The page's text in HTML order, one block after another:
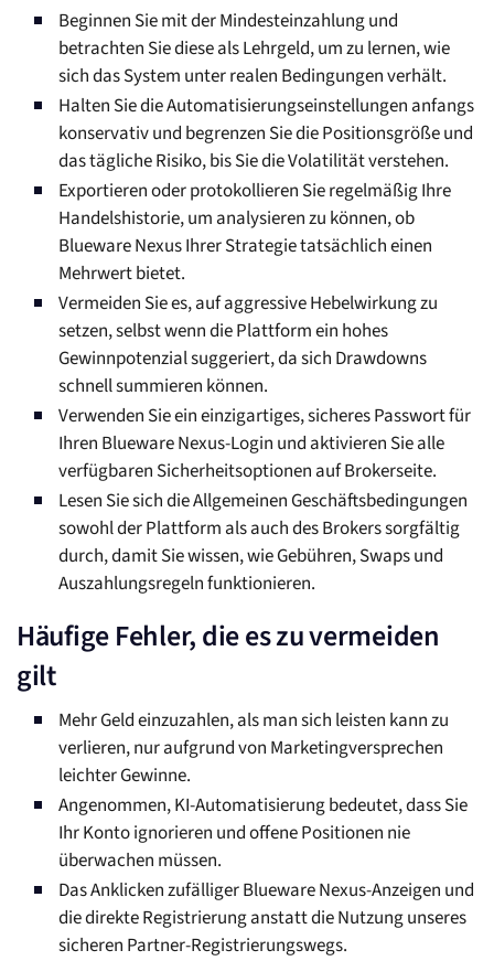
Beginnen Sie mit der Mindesteinzahlung und
betrachten Sie diese als Lehrgeld, um zu lernen, wie
sich das System unter realen Bedingungen verhält.
Halten Sie die Automatisierungseinstellungen anfangs
konservativ und begrenzen Sie die Positionsgröße und
das tägliche Risiko, bis Sie die Volatilität verstehen.
Exportieren oder protokollieren Sie regelmäßig Ihre
Handelshistorie, um analysieren zu können, ob
Blueware Nexus Ihrer Strategie tatsächlich einen
Mehrwert bietet.
Vermeiden Sie es, auf aggressive Hebelwirkung zu
setzen, selbst wenn die Plattform ein hohes
Gewinnpotenzial suggeriert, da sich Drawdowns
schnell summieren können.
Verwenden Sie ein einzigartiges, sicheres Passwort für
Ihren Blueware Nexus-Login und aktivieren Sie alle
verfügbaren Sicherheitsoptionen auf Brokerseite.
Lesen Sie sich die Allgemeinen Geschäftsbedingungen
sowohl der Plattform als auch des Brokers sorgfältig
durch, damit Sie wissen, wie Gebühren, Swaps und
Auszahlungsregeln funktionieren.
Häufige Fehler, die es zu vermeiden
gilt
Mehr Geld einzuzahlen, als man sich leisten kann zu
verlieren, nur aufgrund von Marketingversprechen
leichter Gewinne.
Angenommen, KI-Automatisierung bedeutet, dass Sie
Ihr Konto ignorieren und offene Positionen nie
überwachen müssen.
Das Anklicken zufälliger Blueware Nexus-Anzeigen und
die direkte Registrierung anstatt die Nutzung unseres
sicheren Partner-Registrierungswegs.